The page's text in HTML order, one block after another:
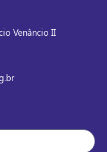
Venâncio II